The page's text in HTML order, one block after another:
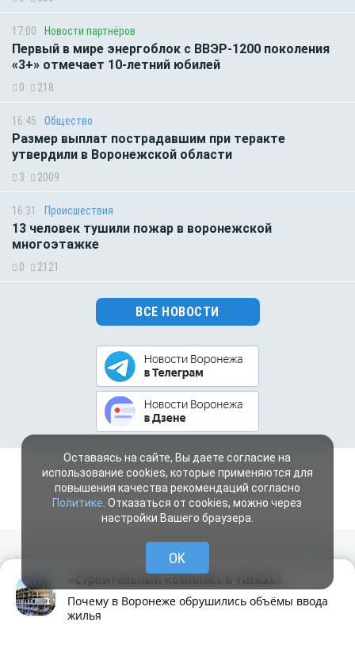
17:00 Новости партнёров
Первый в мире энергоблок с ВВЭР-1200 поколения
«3+» отмечает 10-летний юбилей
0 218
16:45 Общество
Размер выплат пострадавшим при теракте
утвердили в Воронежской области
3 2009
16:31 Происшествия
13 человек тушили пожар в воронежской
многоэтажке
0 2121
ВСЕ НОВОСТИ
«Строительный комплекс в тисках»
Почему в Воронеже обрушились объёмы ввода
жилья
(перевод - «МОЁ! Прямая линия»)
Сетевое издание, зарегистрировано 30.12.2014 г. Федеральной службой по
надзору в сфере связи, информационных технологий и массовых
коммуникаций (Роскомнадзор)
Оставаясь на сайте, Вы даете согласие на
использование cookies, которые применяются для
повышения качества рекомендаций согласно
Политике . Отказаться от cookies, можно через
настройки Вашего браузера.
OK